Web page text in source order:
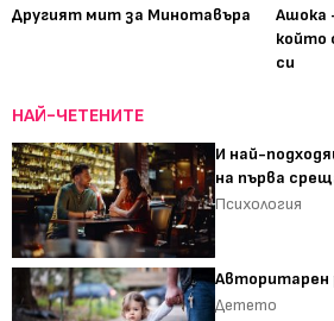
Другият мит за Минотавъра
Ашока
който
си
НАЙ-ЧЕТЕНИТЕ
И най-
на първа
Психология
Авторитарен
Детето